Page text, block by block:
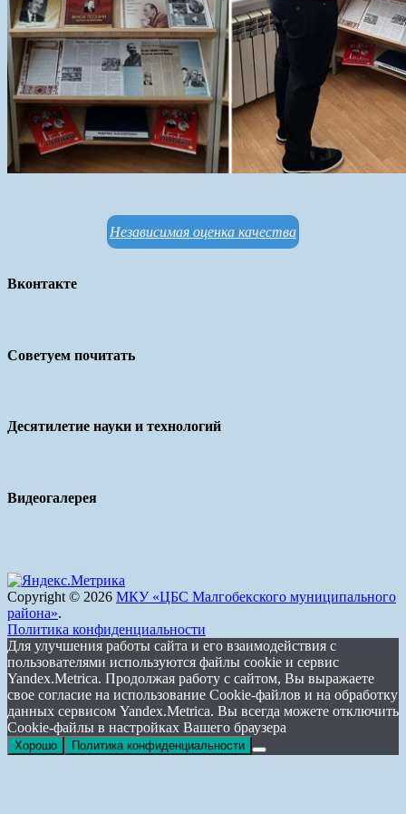
Независимая оценка качества
Вконтакте
Советуем почитать
Десятилетие науки и технологий
Видеогалерея
Copyright © 2026 МКУ «ЦБС Малгобекского муниципального
района».
Политика конфиденциальности
Для улучшения работы сайта и его взаимодействия с
пользователями используются файлы cookie и сервис
Yandex.Metrica. Продолжая работу с сайтом, Вы выражаете
свое согласие на использование Cookie-файлов и на обработку
данных сервисом Yandex.Metrica. Вы всегда можете отключить
Cookie-файлы в настройках Вашего браузера
Хорошо Политика конфиденциальности